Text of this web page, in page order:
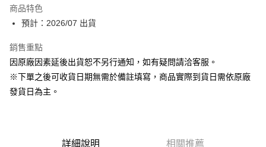
ATM付款
運送方式
預購-全家取貨付款(舊)
預購-7-11取貨付款(舊)
商品特色
預計：2026/07 出貨
銷售重點
因原廠因素延後出貨恕不另行通知，如有疑問請洽客服。
※下單之後可收貨日期無需於備註填寫，商品實際到貨日需依原廠
發貨日為主。
詳細說明 相關推薦